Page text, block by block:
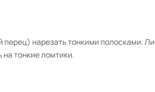
нарезать тонкими полосками.
тонкие ломтики.